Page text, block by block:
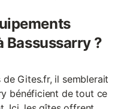
Bassussarry ?
Gites.fr, il semblerait
bénéficient de tout ce